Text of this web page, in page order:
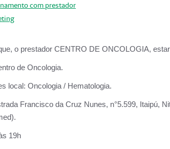
com prestador
o prestador CENTRO DE ONCOLOGIA,
de Oncologia.
local: Oncologia / Hematologia.
Francisco da Cruz Nunes, n°5.599, Itaipú,
19h